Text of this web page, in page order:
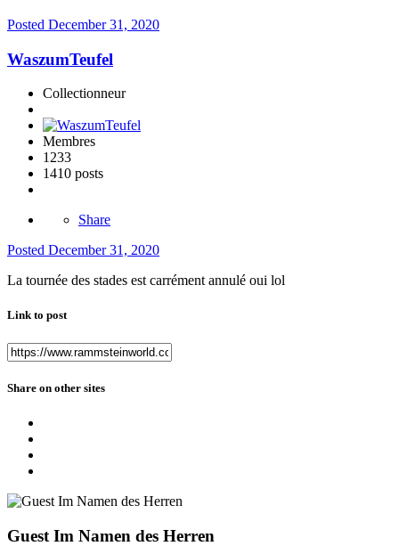
Posted December 31, 2020
WaszumTeufel
Collectionneur
Membres
1233
1410 posts
Share
Posted December 31, 2020
La tournée des stades est carrément annulé oui lol
Link to post
Share on other sites
Guest Im Namen des Herren